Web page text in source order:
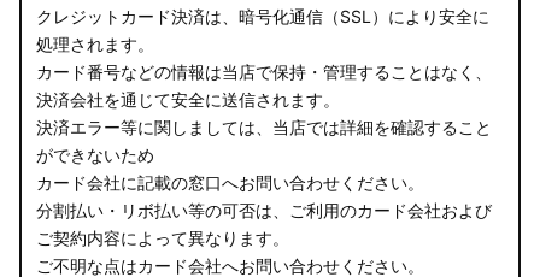
クレジットカード決済は、暗号化通信（SSL）により安全に
処理されます。
カード番号などの情報は当店で保持・管理することはなく、
決済会社を通じて安全に送信されます。
決済エラー等に関しましては、当店では詳細を確認すること
ができないため
カード会社に記載の窓口へお問い合わせください。
分割払い・リボ払い等の可否は、ご利用のカード会社および
ご契約内容によって異なります。
ご不明な点はカード会社へお問い合わせください。